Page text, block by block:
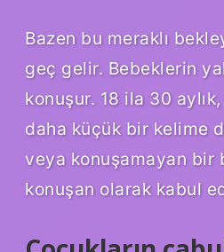
Bazen bu meraklı
geç gelir. Bebeklerin
konuşur. 18 ila 30
daha küçük bir kelime
veya konuşamayan bir
konuşan olarak kabul